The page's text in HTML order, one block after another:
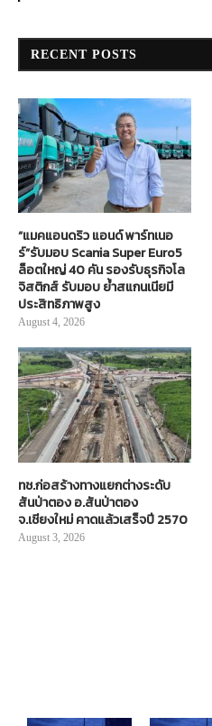
RECENT POSTS
“แมคแอนดริว แอนด์ พาร์ทเนอ
ร์”รับมอบ Scania Super Euro5
ล็อตใหญ่ 40 คัน รองรับธุรกิจโล
จิสติกส์ รับมอบ ย้ำสแกนเนียมี
ประสิทธิภาพสูง
August 4, 2026
ทช.ก่อสร้างทางแยกต่างระดับ
สันป่าตอง อ.สันป่าตอง
จ.เชียงใหม่ คาดแล้วเสร็จปี 2570
August 3, 2026